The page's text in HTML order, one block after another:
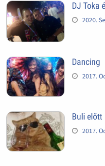
DJ Toka
2020.
Dancing
2017.
Buli előtt
2017.